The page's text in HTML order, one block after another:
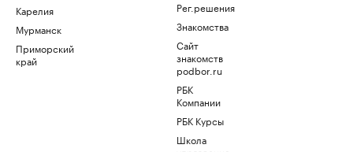
Карелия
Мурманск
Приморский
край
Рег.решения
Знакомства
Сайт
знакомств
podbor.ru
РБК
Компании
РБК Курсы
Школа